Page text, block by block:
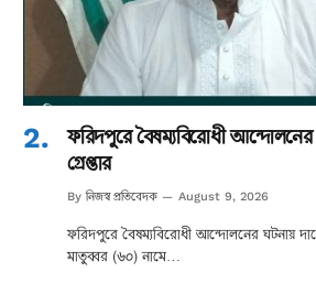
ফরিদপুরে বৈষম্যবিরোধী
গ্রেপ্তার
By নিজস্ব প্রতিবেদক August 9, 2026
ফরিদপুরে বৈষম্যবিরোধী আন্দোলনের ঘটনায়
মাতুব্বর (৬০) নামে…